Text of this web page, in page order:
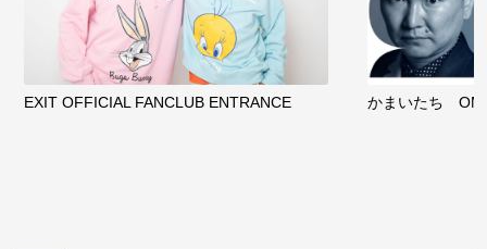
EXIT OFFICIAL FANCLUB ENTRANCE かまいたち